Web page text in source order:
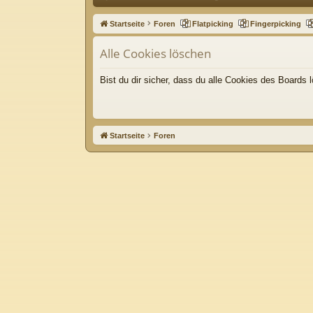
ne
llz
ug
riff
Startseite Foren Flatpicking Fingerpicking
Alle Cookies löschen
Bist du dir sicher, dass du alle Cookies des Boards
Startseite Foren